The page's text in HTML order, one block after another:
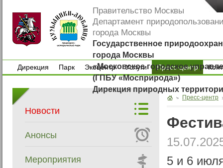
Правительство Москвы
Департамент
города Москвы
Государственное
города Москвы
«Московское городское
(ГПБУ «Мосприрода»)
Дирекция природных
Дирекция
Парк
Экоцентр
Экоцентр
Услуги
Услуги
Пресс-центр
Новости
Анонсы
Мероприятия
Пресс-центр
5 и 6